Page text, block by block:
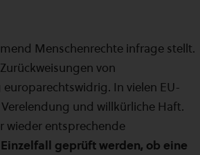
Menschenrechte infrage stellt.
von
In vielen EU-
und willkürliche Haft.
wieder entsprechende
geprüft werden, ob eine